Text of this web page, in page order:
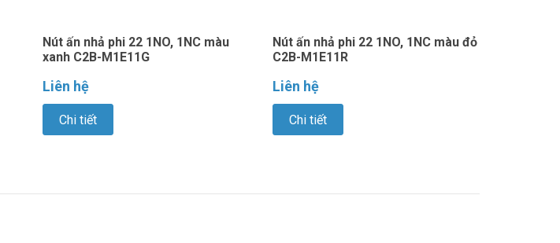
Nút ấn nhả phi 22 1NO, 1NC màu
xanh C2B-M1E11G
Liên hệ
Chi tiết
Nút ấn nhả phi 22 1NO, 1NC màu đỏ
C2B-M1E11R
Liên hệ
Chi tiết